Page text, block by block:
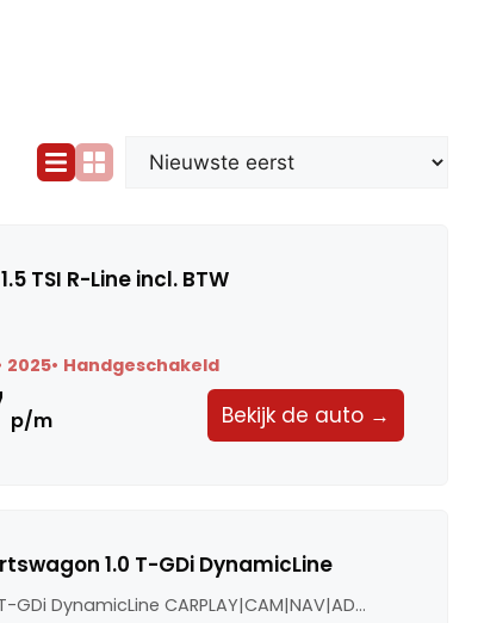
TSI R-Line incl. BTW
2025 Handgeschakeld
p/m Bekijk de auto →
1.0 T-GDi DynamicLine
DynamicLine CARPLAY|CAM|NAV|AD...